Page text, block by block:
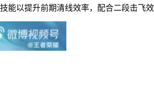
能以提升前期清线效率，配合二段击飞